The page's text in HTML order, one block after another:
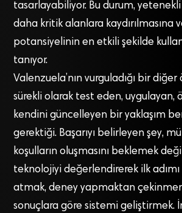
tasarlayabiliyor. Bu durum, yetenekli
daha kritik alanlara kaydırılmasına
potansiyelinin en etkili şekilde
tanıyor.
Valenzuela’nın vurguladığı bir
sürekli olarak test eden, uygulayan,
kendini güncelleyen bir yaklaşım
gerektiği. Başarıyı belirleyen şey,
koşulların oluşmasını beklemek
teknolojiyi değerlendirerek ilk
atmak, deney yapmaktan
sonuçlara göre sistemi geliştirmek.